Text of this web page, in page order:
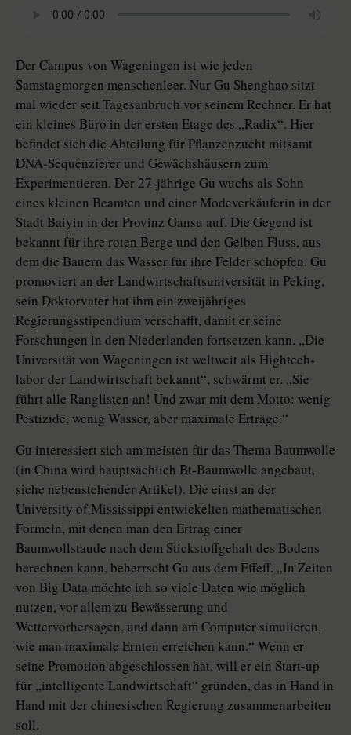
Der Campus von Wageningen ist wie jeden
Samstagmorgen menschenleer. Nur Gu Shenghao sitzt
mal wieder seit Tagesanbruch vor seinem Rechner. Er hat
ein kleines Büro in der ersten Etage des „Radix“. Hier
befindet sich die Abteilung für Pflanzenzucht mitsamt
DNA-Sequenzierer und Gewächshäusern zum
Experimentieren. Der 27-jährige Gu wuchs als Sohn
eines kleinen Beamten und einer Modeverkäuferin in der
Stadt Baiyin in der Provinz Gansu auf. Die Gegend ist
bekannt für ihre roten Berge und den Gelben Fluss, aus
dem die Bauern das Wasser für ihre Felder schöpfen. Gu
promoviert an der Landwirtschaftsuniversität in Peking,
sein Doktorvater hat ihm ein zweijähriges
Regierungsstipendium verschafft, damit er seine
Forschungen in den Niederlanden fortsetzen kann. „Die
Universität von ­Wageningen ist weltweit als Hightech­
labor der Landwirtschaft bekannt“, schwärmt er. „Sie
führt alle Ranglisten an! Und zwar mit dem Motto: wenig
Pestizide, wenig Wasser, aber maximale Erträge.“
Gu interessiert sich am meisten für das Thema Baumwolle
(in China wird hauptsächlich Bt-Baumwolle angebaut,
siehe nebenstehender Artikel). Die einst an der
University of Mississippi entwickelten mathematischen
Formeln, mit denen man den Ertrag einer
Baumwollstaude nach dem Stickstoffgehalt des Bodens
berechnen kann, beherrscht Gu aus dem Effeff. „In Zeiten
von Big Data möchte ich so viele Daten wie möglich
nutzen, vor allem zu Bewässerung und
Wettervorhersagen, und dann am Computer simulieren,
wie man maximale Ernten erreichen kann.“ Wenn er
seine Promotion abgeschlossen hat, will er ein Start-up
für „intelligente Landwirtschaft“ gründen, das in Hand in
Hand mit der chinesischen Regierung zusammenarbeiten
soll.